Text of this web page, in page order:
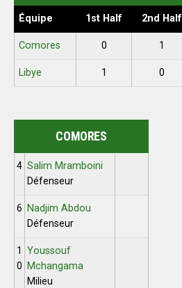
Équipe 1st Half 2nd Half
Comores 0 1
Libye 1 0
COMORES
4 Salim Mramboini
Défenseur
6 Nadjim Abdou
Défenseur
1
0
Youssouf
Mchangama
Milieu